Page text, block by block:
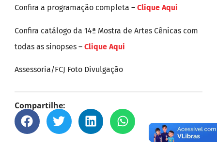
Confira a programação completa – Clique Aqui
Confira catálogo da 14ª Mostra de Artes Cênicas com
todas as sinopses – Clique Aqui
Assessoria/FCJ Foto Divulgação
Compartilhe: